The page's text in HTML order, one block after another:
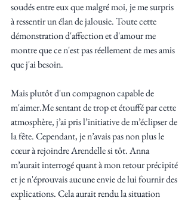
soudés entre eux que malgré moi, je me surpris
à ressentir un élan de jalousie. Toute cette
démonstration d'affection et d'amour me
montre que ce n'est pas réellement de mes amis
que j'ai besoin.
Mais plutôt d'un compagnon capable de
m'aimer.Me sentant de trop et étouffé par cette
atmosphère, j’ai pris l’initiative de m’éclipser de
la fête. Cependant, je n’avais pas non plus le
cœur à rejoindre Arendelle si tôt. Anna
m’aurait interrogé quant à mon retour précipité
et je n'éprouvais aucune envie de lui fournir des
explications. Cela aurait rendu la situation